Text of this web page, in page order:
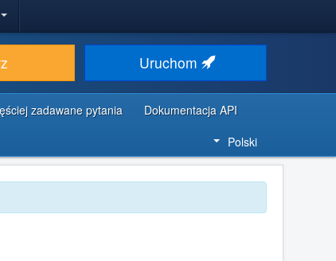
Uruchom
zadawane pytania
Dokumentacja API
Polski